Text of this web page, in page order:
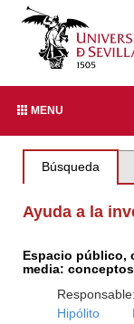
MENU
Búsqueda
Ayuda a la
Espacio público,
media:
Responsable:
Hipólito